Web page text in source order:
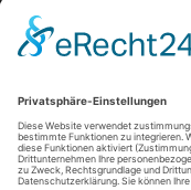
Disclaimer